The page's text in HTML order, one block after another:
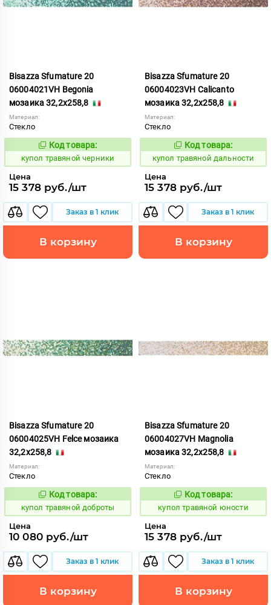
Bisazza Sfumature 20
06004021VH Begonia
мозаика 32,2x258,8
Материал:
Стекло
856744
Код товара:
купол травяной черники
Цена
15 378 руб./шт
Заказ в 1 клик
В корзину
Bisazza Sfumature 20
06004023VH Calicanto
мозаика 32,2x258,8
Материал:
Стекло
856746
Код товара:
купол травяной дальности
Цена
15 378 руб./шт
Заказ в 1 клик
В корзину
Bisazza Sfumature 20
06004025VH Felce мозаика
32,2x258,8
Материал:
Стекло
856747
Код товара:
купол травяной доброты
Цена
10 080 руб./шт
Заказ в 1 клик
В корзину
Bisazza Sfumature 20
06004027VH Magnolia
мозаика 32,2x258,8
Материал:
Стекло
856748
Код товара:
купол травяной юности
Цена
15 378 руб./шт
Заказ в 1 клик
В корзину